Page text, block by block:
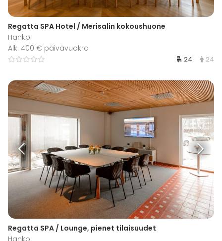
Regatta SPA Hotel / Merisalin kokoushuone
Hanko
Alk. 400 € päivävuokra
24 24
Regatta SPA / Lounge, pienet tilaisuudet
Hanko